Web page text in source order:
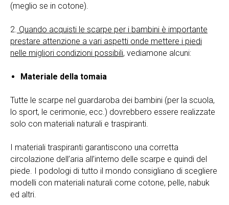
(meglio se in cotone).
2. Quando acquisti le scarpe per i bambini è importante
prestare attenzione a vari aspetti onde mettere i piedi
nelle migliori condizioni possibili, vediamone alcuni:
Materiale della tomaia
Tutte le scarpe nel guardaroba dei bambini (per la scuola,
lo sport, le cerimonie, ecc.) dovrebbero essere realizzate
solo con materiali naturali e traspiranti.
I materiali traspiranti garantiscono una corretta
circolazione dell’aria all’interno delle scarpe e quindi del
piede. I podologi di tutto il mondo consigliano di scegliere
modelli con materiali naturali come cotone, pelle, nabuk
ed altri.